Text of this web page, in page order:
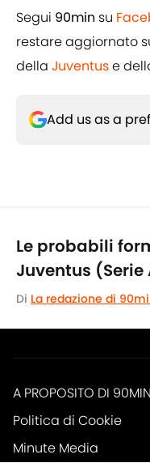
Segui 90min su
restare aggiornato
della Juventuse
Add us as a
Le probabili
Juventus (Serie
Di La redazione di
A PROPOSITO DI 90MIN
Politica di Cookie
Minute Media